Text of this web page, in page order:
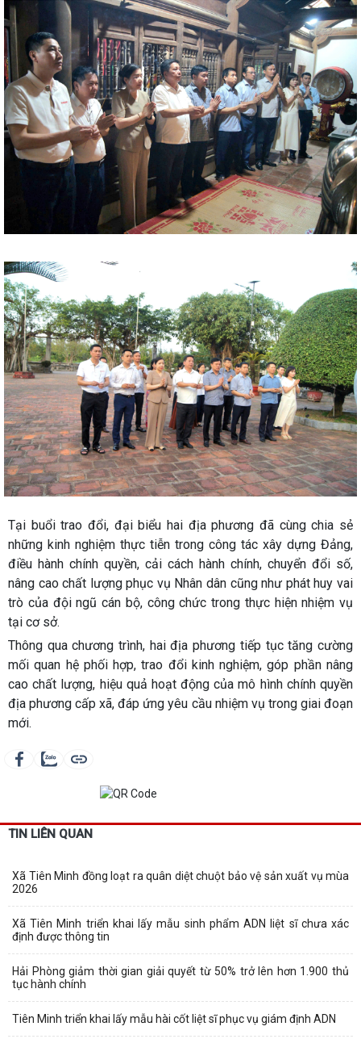
Tại buổi trao đổi, đại biểu hai địa phương đã cùng chia sẻ
những kinh nghiệm thực tiễn trong công tác xây dựng Đảng,
điều hành chính quyền, cải cách hành chính, chuyển đổi số,
nâng cao chất lượng phục vụ Nhân dân cũng như phát huy vai
trò của đội ngũ cán bộ, công chức trong thực hiện nhiệm vụ
tại cơ sở.
Thông qua chương trình, hai địa phương tiếp tục tăng cường
mối quan hệ phối hợp, trao đổi kinh nghiệm, góp phần nâng
cao chất lượng, hiệu quả hoạt động của mô hình chính quyền
địa phương cấp xã, đáp ứng yêu cầu nhiệm vụ trong giai đoạn
mới.
TIN LIÊN QUAN
Xã Tiên Minh đồng loạt ra quân diệt chuột bảo vệ sản xuất vụ mùa
2026
Xã Tiên Minh triển khai lấy mẫu sinh phẩm ADN liệt sĩ chưa xác
định được thông tin
Hải Phòng giảm thời gian giải quyết từ 50% trở lên hơn 1.900 thủ
tục hành chính
Tiên Minh triển khai lấy mẫu hài cốt liệt sĩ phục vụ giám định ADN